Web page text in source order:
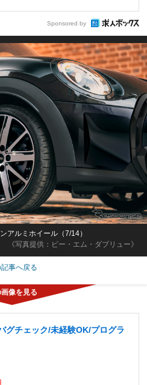
Sponsored by
《写真提供：ビー・エム・ダブリュー》
アルミホイール（7/14）
記事へ戻る
グチェック/未経験OK/プログラ